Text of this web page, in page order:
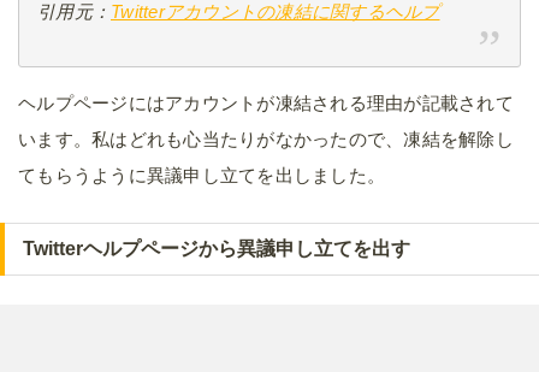
引用元： Twitterアカウントの凍結に関するヘルプ
ヘルプページにはアカウントが凍結される理由が記載されて
います。私はどれも心当たりがなかったので、凍結を解除し
てもらうように異議申し立てを出しました。
Twitterヘルプページから異議申し立てを出す